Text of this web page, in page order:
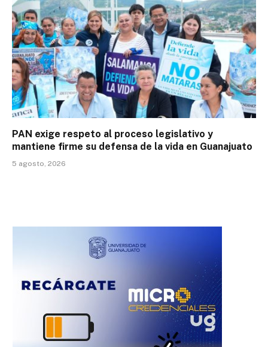
PAN exige respeto al proceso legislativo y
mantiene firme su defensa de la vida en Guanajuato
5 agosto, 2026